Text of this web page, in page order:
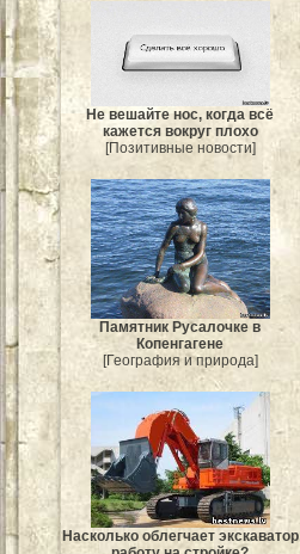
Не вешайте нос, когда всё
кажется вокруг плохо
[Позитивные новости]
Памятник Русалочке в
Копенгагене
[География и природа]
Насколько облегчает экскаватор